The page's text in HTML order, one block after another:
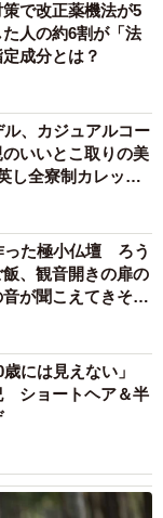
で改正薬機法が5
人の約6割が「法
成分とは？
、カジュアルコー
いいとこ取りの美
し全寮制カレッジ
った極小仏壇 ろう
、観音開きの扉の
が聞こえてきそ
には見えない」
ショートヘア＆半